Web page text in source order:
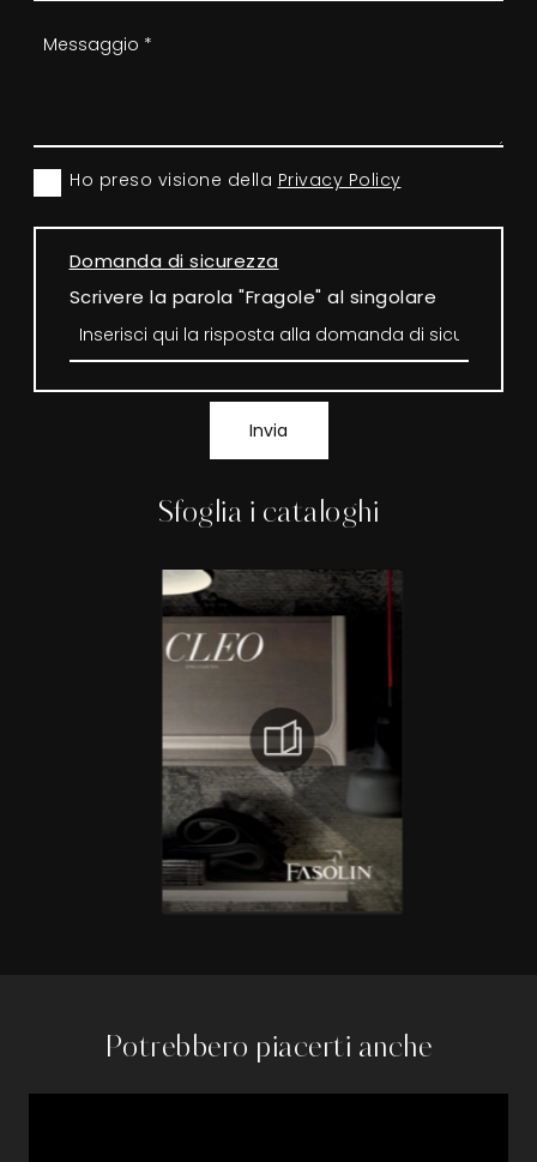
Sfoglia i cataloghi
Ho preso visione della Privacy Policy
Domanda di sicurezza
Scrivere la parola "Fragole" al singolare
Invia
Potrebbero piacerti anche